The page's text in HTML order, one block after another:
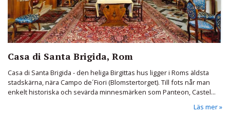
Casa di Santa Brigida, Rom
Casa di Santa Brigida - den heliga Birgittas hus ligger i Roms äldsta
stadskärna, nära Campo de´Fiori (Blomstertorget). Till fots når man
enkelt historiska och sevärda minnesmärken som Panteon, Castel...
Läs mer